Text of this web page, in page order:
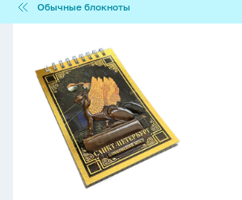
блокноты
Обычные блокноты
60л
гребень
"Банковский
мост"
клетка,
металл+объем